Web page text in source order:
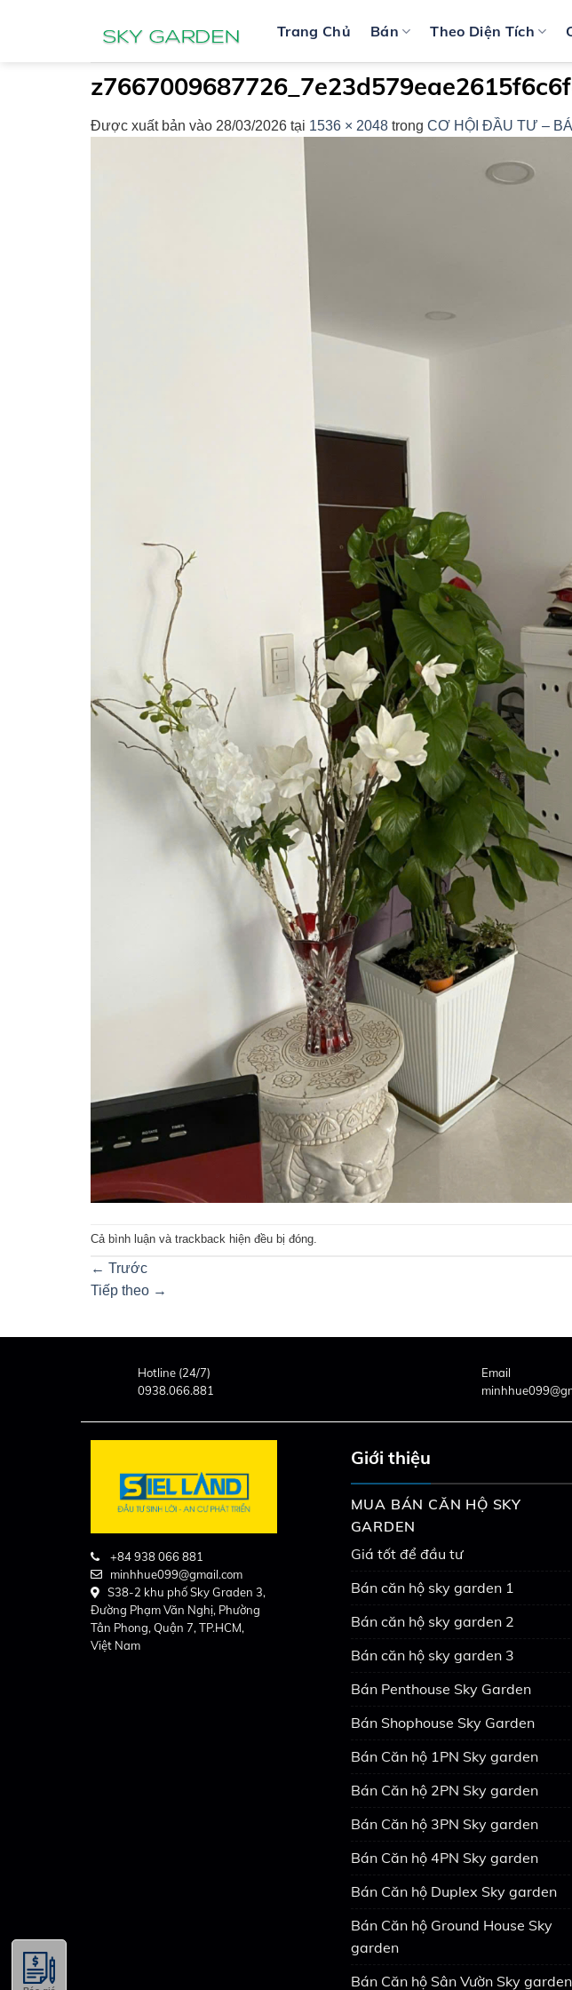
Trang Chủ Bán Theo Diện Tích
Được xuất bản vào 28/03/2026 tại 1536 × 2048 trong CƠ HỘI ĐẦU TƯ –
Cả bình luận và trackback hiện đều bị đóng.
← Trước
Tiếp theo →
Hotline (24/7)
0938.066.881
Email
+84 938 066 881
minhhue099@gmail.com
S38-2 khu phố Sky Graden 3,
Đường Phạm Văn Nghị, Phường
Tân Phong, Quận 7, TP.HCM,
Việt Nam
Giới thiệu
MUA BÁN CĂN HỘ SKY
GARDEN
Giá tốt để đầu tư
Bán căn hộ sky garden 1
Bán căn hộ sky garden 2
Bán căn hộ sky garden 3
Bán Penthouse Sky Garden
Bán Shophouse Sky Garden
Bán Căn hộ 1PN Sky garden
Bán Căn hộ 2PN Sky garden
Bán Căn hộ 3PN Sky garden
Bán Căn hộ 4PN Sky garden
Bán Căn hộ Duplex Sky garden
Bán Căn hộ Ground House Sky
garden
Bán Căn hộ Sân Vườn Sky garden